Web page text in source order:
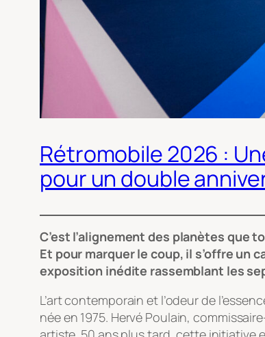
Rétromobile 2026 :
pour un double
C’est l’alignement des planètes que
Et pour marquer le coup, il s’offre un
exposition inédite rassemblant les
L’art contemporain et l’odeur de
née en 1975. Hervé Poulain,